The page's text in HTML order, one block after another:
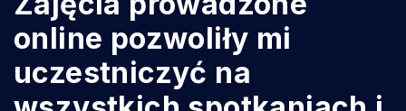
online pozwoliły mi
uczestniczyć na